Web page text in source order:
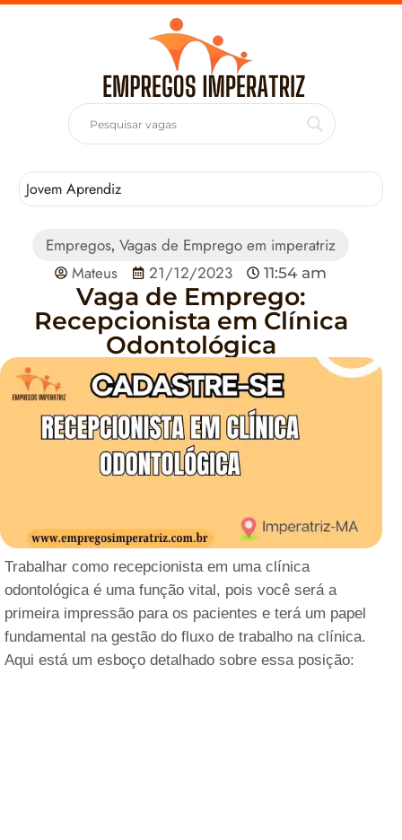
Jovem Aprendiz
Empregos,Vagas de Emprego em imperatriz
Mateus
21/12/2023 11:54 am
Vaga de Emprego:
Recepcionista em Clínica
Odontológica
Trabalhar como recepcionista em uma clínica
odontológica é uma função vital, pois você será a
primeira impressão para os pacientes e terá um papel
fundamental na gestão do fluxo de trabalho na clínica.
Aqui está um esboço detalhado sobre essa posição: